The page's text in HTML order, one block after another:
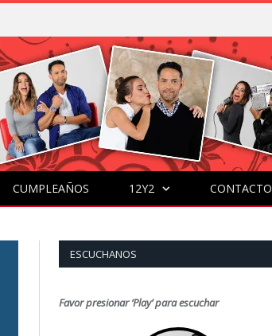
CUMPLEAÑOS 12Y2 CONTACTO
ESCUCHANOS
Favor presionar ‘Play’ para escuchar